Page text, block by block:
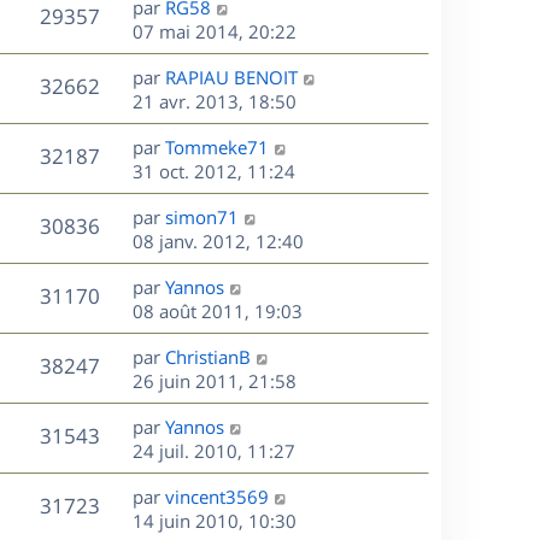
g
e
s
a
g
e
m
e
s
s
a
g
e
s
n
i
e
r
m
e
s
s
a
g
e
29357V
u
e
s
D
e
r
n
i
e
r
m
e
s
s
a
g
e
par RG58
07 mai 2014, 20:22
32662V
u
D
e
r
n
i
e
r
m
e
s
s
a
g
e
par RAPIAU BENOIT
21 avr. 2013, 18:50
32187V
u
e
s
D
e
r
n
i
e
r
m
e
s
s
a
g
e
par Tommeke71
31 oct. 2012, 11:24
30836V
u
s
D
e
r
n
i
e
r
m
e
s
s
a
g
e
par simon71
08 janv. 2012, 12:40
31170V
u
s
D
e
r
n
i
e
r
m
e
s
s
par Yannos
08 août 2011, 19:03
38247V
u
e
s
D
e
r
n
i
e
r
m
par ChristianB
26 juin 2011, 21:58
31543V
u
e
D
e
r
n
i
par Yannos
24 juil. 2010, 11:27
31723V
D
e
par vincent3569
14 juin 2010, 10:30